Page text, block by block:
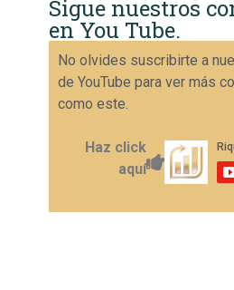
Sigue nuestros
en You Tube.
No olvides suscribirte a
de YouTube para ver más
como este.
Haz click
aquí